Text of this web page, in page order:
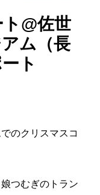
@佐世
ム（長
ト
のクリスマスコ
つむぎのトラン